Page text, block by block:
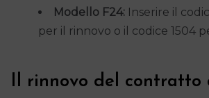
Modello F24: Inserire il
per il rinnovo o il codice 1504
Il rinnovo del contratto